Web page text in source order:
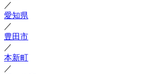
／
愛知県
／
豊田市
／
本新町
／